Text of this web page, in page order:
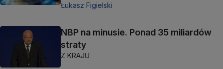
Łukasz Figielski
NBP na minusie. Ponad 35 miliardów
straty
Z KRAJU